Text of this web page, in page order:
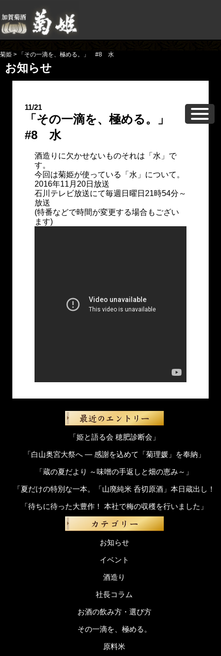
菊姫 > 「その一滴を、極める。」 #8 水
お知らせ
11/21
「その一滴を、極める。」
#8 水
酒造りに欠かせないものそれは「水」で
す。
今回は菊姫が使っている「水」について。
2016年11月20日放送
石川テレビ放送にて毎週日曜日21時54分～
放送
(特番などで時間が変更する場合もござい
ます)
「姫と語る会 穂肥診断会」
「白山奥宮大祭へ ― 感謝を込めて「菊理媛」を奉納」
「蔵の夏だより ～味噌の手返しと畑の恵み～」
「夏だけの特別な一本。「山廃純米 呑切原酒」本日蔵出し！
「待ちに待った大豊作！ 本社で梅の収穫を行いました」
お知らせ
イベント
酒造り
社長コラム
お酒の飲み方・選び方
その一滴を、極める。
原料米